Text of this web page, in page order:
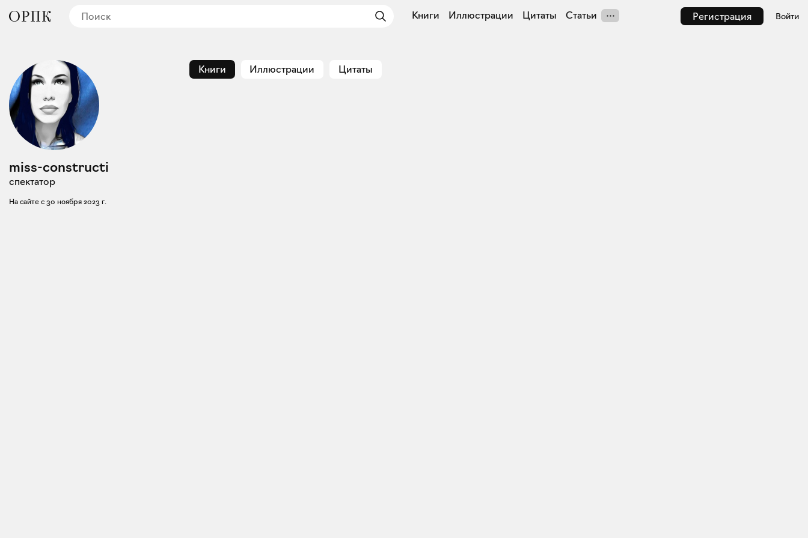
Регистрация Войти
Книги Иллюстрации Цитаты Статьи
miss-constructi
спектатор
На сайте с 30 ноября 2023 г.
Книги Иллюстрации Цитаты